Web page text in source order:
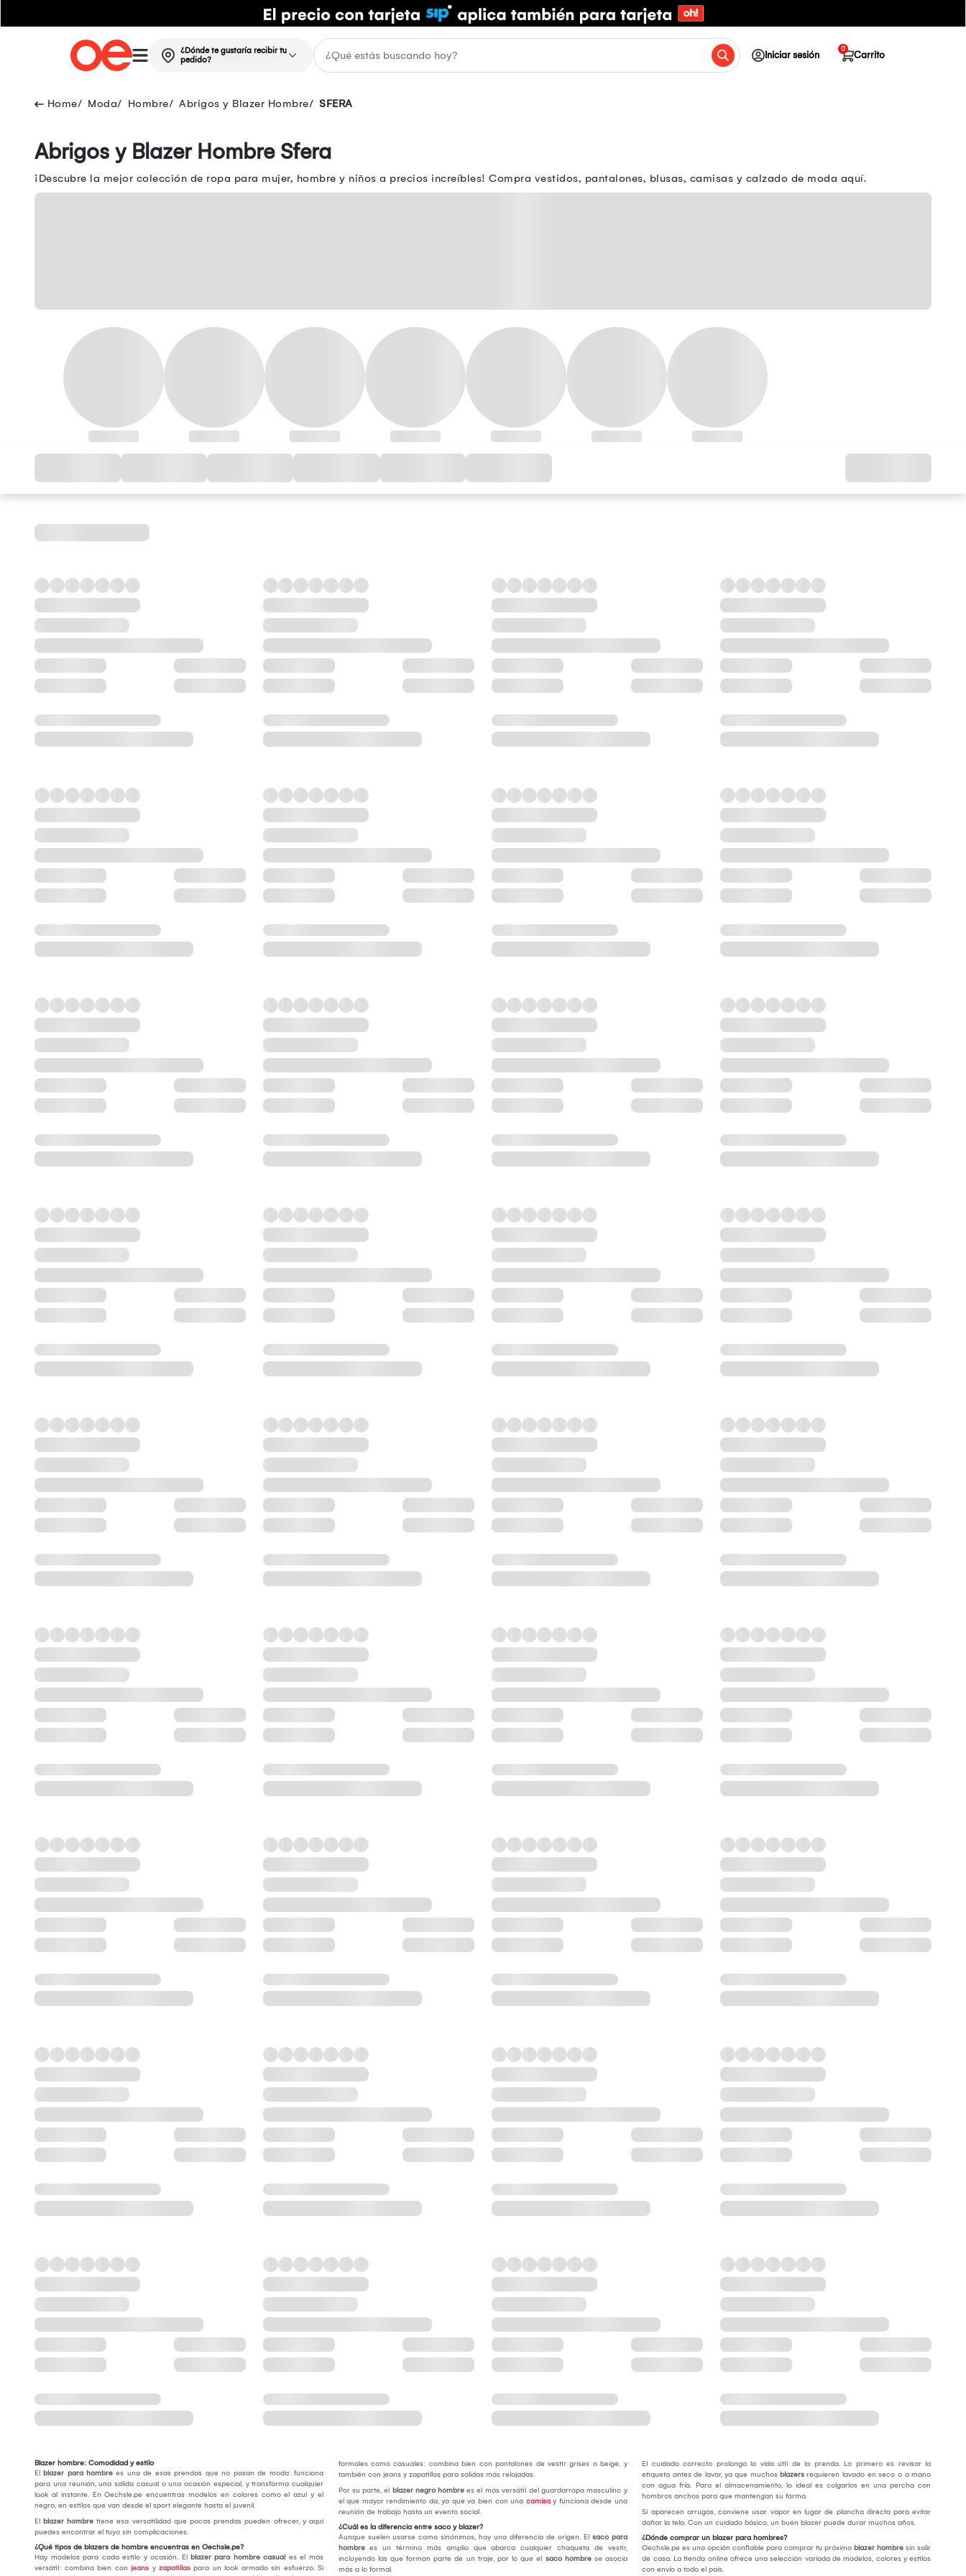
¿Dónde te gustaría recibir tu
pedido?
Iniciar sesión Carrito
0
Moda Hombre Abrigos y Blazer Hombre SFERA
Abrigos y Blazer Hombre Sfera
¡Descubre la mejor colección de ropa para mujer, hombre y niños a precios increíbles! Compra vestidos, pantalones, blusas, camisas y calzado de moda aquí.
Blazer hombre: Comodidad y estilo
El
blazer para hombre es una de esas prendas que no pasan de moda: funciona
para una reunión, una salida casual o una ocasión especial, y transforma cualquier
look al instante. En Oechsle.pe encuentras modelos en colores como el azul y el
negro, en estilos que van desde el sport elegante hasta el juvenil.
El
blazer hombre tiene esa versatilidad que pocas prendas pueden ofrecer, y aquí
puedes encontrar el tuyo sin complicaciones.
¿Qué tipos de blazers de hombre encuentras en Oechsle.pe?
Hay modelos para cada estilo y ocasión. El
blazer para hombre casual es el más
versátil: combina bien con jeans y zapatillas para un look armado sin esfuerzo. Si
formales como casuales: combina bien con pantalones de vestir grises o beige, y
también con jeans y zapatillas para salidas más relajadas.
Por su parte, el
blazer negro hombrees el más versátil del guardarropa masculino y
el que mayor rendimiento da, ya que va bien con una camisay funciona desde una
reunión de trabajo hasta un evento social.
¿Cuál es la diferencia entre saco y blazer?
Aunque suelen usarse como sinónimos, hay una diferencia de origen. El saco para
hombrees un término más amplio que abarca cualquier chaqueta de vestir,
incluyendo las que forman parte de un traje, por lo que el saco hombrese asocia
más a lo formal.
El cuidado correcto prolonga la vida útil de la prenda. Lo primero es revisar la
etiqueta antes de lavar, ya que muchos blazersrequieren lavado en seco o a mano
con agua fría. Para el almacenamiento, lo ideal es colgarlos en una percha con
hombros anchos para que mantengan su forma.
Si aparecen arrugas, conviene usar vapor en lugar de plancha directa para evitar
dañar la tela. Con un cuidado básico, un buen blazer puede durar muchos años.
¿Dónde comprar un blazer para hombres?
Oechsle.pe es una opción confiable para comprar tu próximo blazer hombre sin salir
de casa. La tienda online ofrece una selección variada de modelos, colores y estilos
con envío a todo el país.